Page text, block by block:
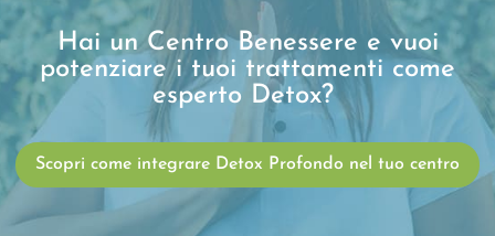
Hai un Centro Benessere e vuoi
potenziare i tuoi trattamenti come
esperto Detox?
Scopri come integrare Detox Profondo nel tuo centro